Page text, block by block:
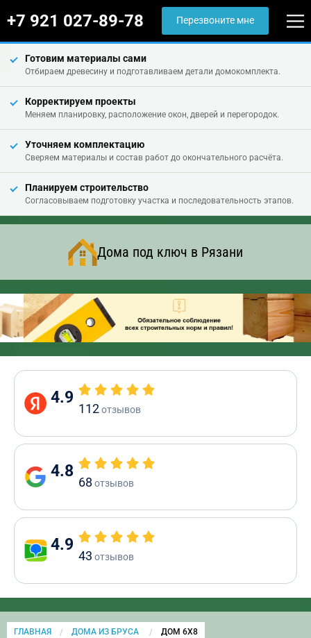
+7 921 027-89-78 Перезвоните мне
Готовим материалы сами
Отбираем древесину и подготавливаем детали домокомплекта.
Корректируем проекты
Меняем планировку, расположение окон, дверей и перегородок.
Уточняем комплектацию
Сверяем материалы и состав работ до окончательного расчёта.
Планируем строительство
Согласовываем подготовку участка и последовательность этапов.
Дома под ключ в Рязани
4.9
112отзывов
4.8
68 отзывов
4.9
43 отзывов
ГЛАВНАЯ ДОМА ИЗ БРУСА CURRENT:
ДОМ 6Х8